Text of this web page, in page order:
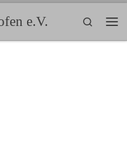
e.V.
Search